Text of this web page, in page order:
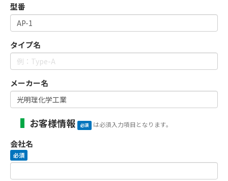
型番
タイプ名
メーカー名
お客様情報 必須 は必須入力項目となります。
会社名
必須